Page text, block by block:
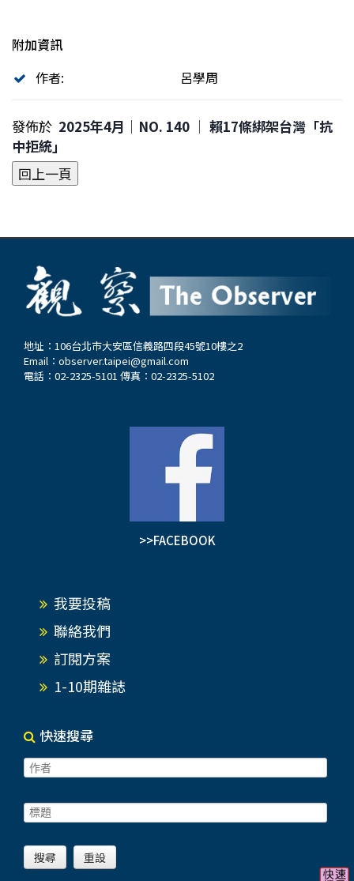
附加資訊
作者:
呂學周
發佈於 2025年4月｜NO. 140 │ 賴17條綁架台灣「抗
中拒統」
地址：106台北市大安區信義路四段45號10樓之2
Email： observer.taipei@gmail.com
電話：02-2325-5101 傳真：02-2325-5102
>>FACEBOOK
我要投稿
聯絡我們
訂閱方案
1-10期雜誌
快速搜尋